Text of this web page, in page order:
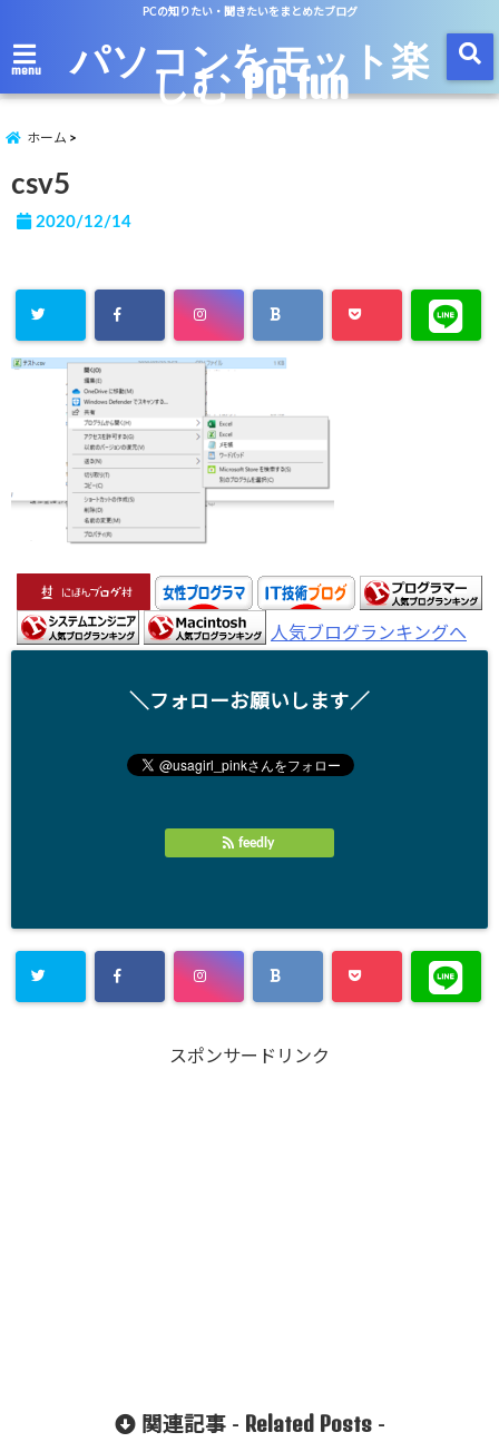
PCの知りたい・聞きたいをまとめたブログ
menu パソコンをモット楽
しむ PC fun
ホーム
csv5
2020/12/14
人気ブログランキングへ
＼フォローお願いします／
feedly
スポンサードリンク
関連記事 - Related Posts-